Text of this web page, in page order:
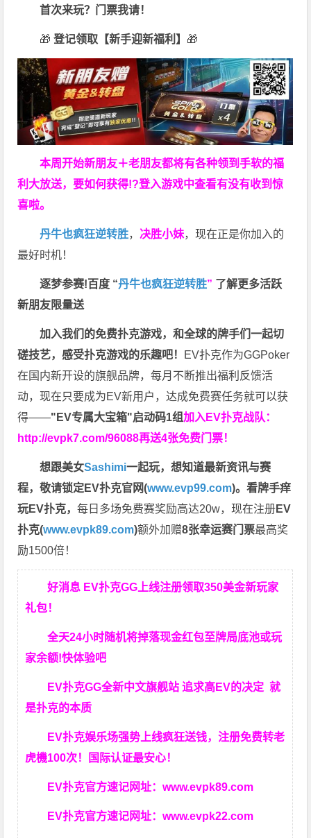
首次来玩？门票我请！
🎁 登记领取【新手迎新福利】 🎁
本周开始新朋友＋老朋友都将有各种领到手软的福
利大放送，要如何获得!?登入游戏中查看有没有收到惊
喜啦。
丹牛也疯狂逆转胜， 决胜小妹，现在正是你加入的
最好时机！
逐梦参赛!百度 “丹牛也疯狂逆转胜” 了解更多活跃
新朋友限量送
加入我们的免费扑克游戏，和全球的牌手们一起切
磋技艺，感受扑克游戏的乐趣吧！ EV扑克作为GGPoker
在国内新开设的旗舰品牌，每月不断推出福利反馈活
动，现在只要成为EV新用户，达成免费赛任务就可以获
得——"EV专属大宝箱"启动码1组加入EV扑克战队：
http://evpk7.com/96088再送4张免费门票！
想跟美女Sashimi一起玩，想知道最新资讯与赛
程，敬请锁定EV扑克官网(www.evp99.com)。看牌手痒
玩EV扑克，每日多场免费赛奖励高达20w，现在注册EV
扑克(www.evpk89.com)额外加赠8张幸运赛门票最高奖
励1500倍！
好消息 EV扑克GG上线注册领取350美金新玩家
礼包！
全天24小时随机将掉落现金红包至牌局底池或玩
家余额!快体验吧
EV扑克GG全新中文旗舰站 追求高EV的决定就
是扑克的本质
EV扑克娱乐场强势上线疯狂送钱，注册免费转老
虎機100次！国际认证最安心！
EV扑克官方速记网址：www.evpk89.com
EV扑克官方速记网址：www.evpk22.com